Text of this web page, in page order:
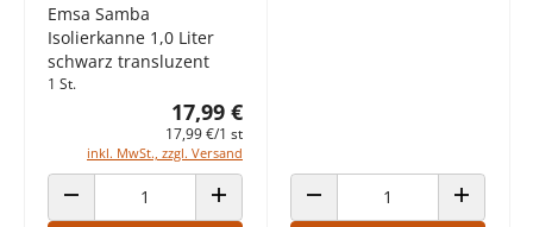
Emsa Samba
Isolierkanne 1,0 Liter
schwarz transluzent
1 St.
17,99 €
17,99 €/1 st
inkl. MwSt., zzgl. Versand
ANZAHL VERRINGERN ANZAHL ERHÖHENANZAHL VERRINGERN ANZAHL